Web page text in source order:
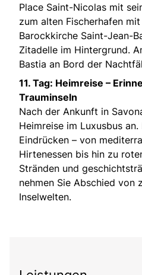
Place Saint-Nicolas mit
zum alten Fischerhafen
Barockkirche Saint-Jean-
Zitadelle im Hintergrund.
Bastia an Bord der
11. Tag: Heimreise –
Trauminseln
Nach der Ankunft in
Heimreise im Luxusbus
Eindrücken – von
Hirtenessen bis hin zu
Stränden und
nehmen Sie Abschied von
Inselwelten.